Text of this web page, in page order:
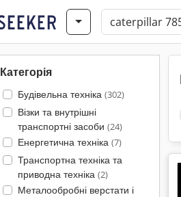
Категорія
Будівельна техніка (302)
Візки та внутрішні
транспортні засоби (24)
Енергетична техніка (7)
Транспортна техніка та
приводна техніка (2)
Металообробні верстати і